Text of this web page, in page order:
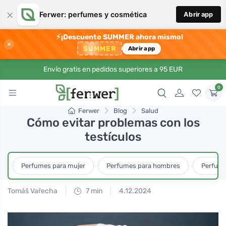
× Ferwer: perfumes y cosmética Abrir app
×
⚡¡Descuento SUMMER ahora mismo!
SUMMER Abrir app
Envío gratis en pedidos superiores a 95 EUR
0
Ferwer Blog Salud
Cómo evitar problemas con los
testículos
Perfumes para mujer Perfumes para hombres
Tomáš Vařecha 7 min 4.12.2024